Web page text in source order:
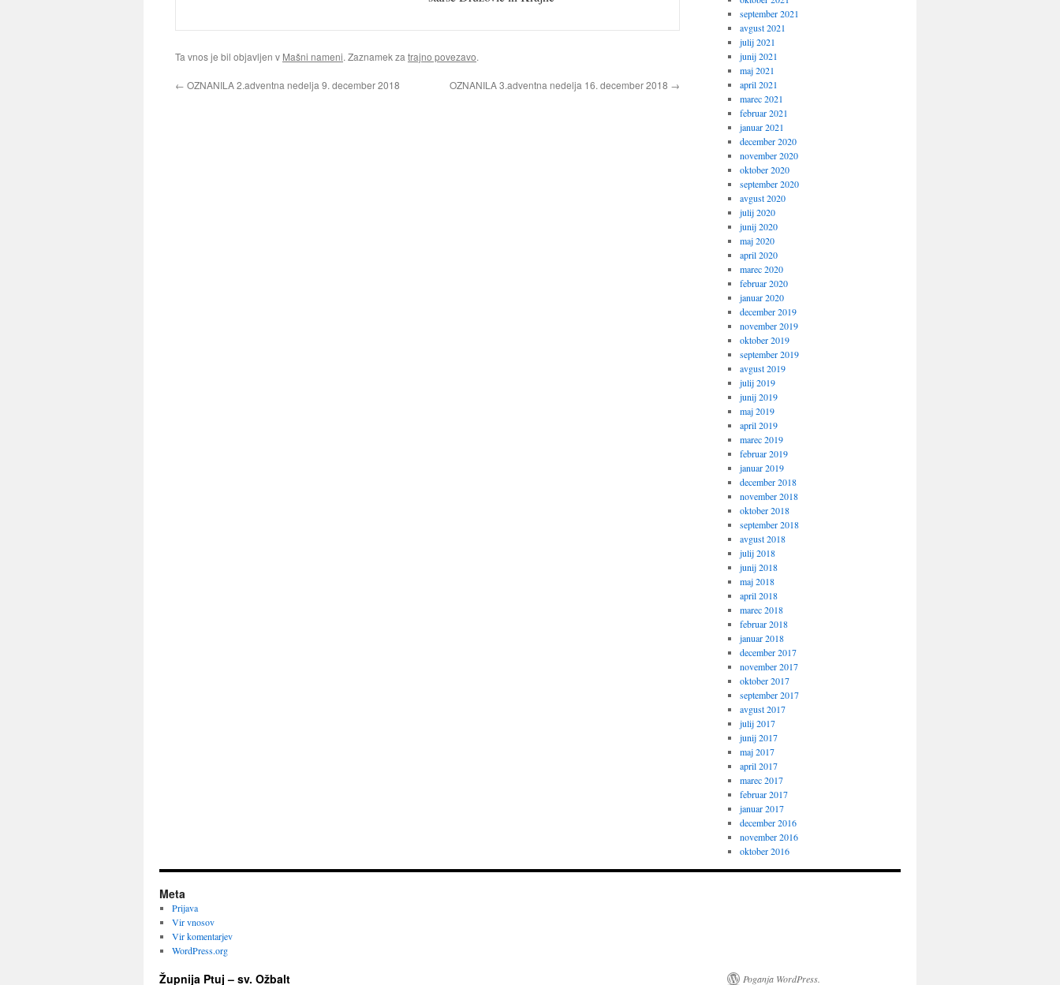
Ta vnos je bil objavljen v Mašni nameni. Zaznamek za trajno povezavo.
← OZNANILA 2.adventna nedelja 9. december 2018 OZNANILA 3.adventna nedelja 16. december 2018 →
september 2021
avgust 2021
julij 2021
junij 2021
maj 2021
april 2021
marec 2021
februar 2021
januar 2021
december 2020
november 2020
oktober 2020
september 2020
avgust 2020
julij 2020
junij 2020
maj 2020
april 2020
marec 2020
februar 2020
januar 2020
december 2019
november 2019
oktober 2019
september 2019
avgust 2019
julij 2019
junij 2019
maj 2019
april 2019
marec 2019
februar 2019
januar 2019
december 2018
november 2018
oktober 2018
september 2018
avgust 2018
julij 2018
junij 2018
maj 2018
april 2018
marec 2018
februar 2018
januar 2018
december 2017
november 2017
oktober 2017
september 2017
avgust 2017
julij 2017
junij 2017
maj 2017
april 2017
marec 2017
februar 2017
januar 2017
december 2016
november 2016
oktober 2016
Meta
Prijava
Vir vnosov
Vir komentarjev
WordPress.org
Župnija Ptuj – sv. Ožbalt Poganja WordPress.